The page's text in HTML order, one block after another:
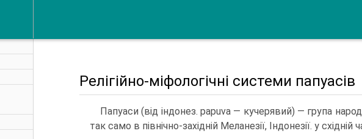
Релігійно-міфологічні системи папуасів
Папуаси (від індонез. papuva — кучерявий) — група
так само в північно-західній Меланезії, Індо­незії. у